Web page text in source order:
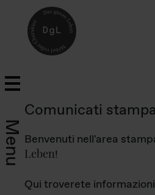
Menu
Comunicati stampa
Benvenuti nell'area
Leben!
Qui troverete